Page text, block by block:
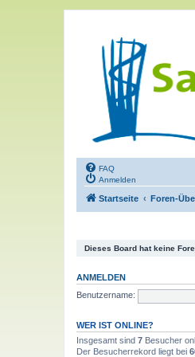
FAQ
Anmelden
Startseite Foren-
Dieses Board hat keine
ANMELDEN
Benutzername:
WER IST ONLINE?
Insgesamt sind 7 Besucher
Der Besucherrekord liegt bei